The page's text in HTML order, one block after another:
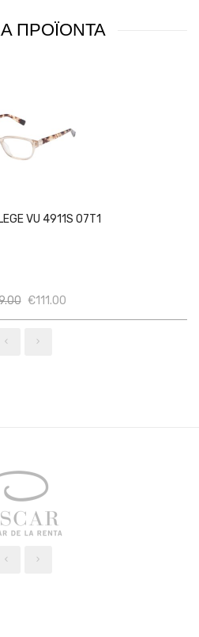
ΠΡΟΪΟΝΤΑ
VU 4911S 07T1
Ποσότητα
€111.00Ποσότητα